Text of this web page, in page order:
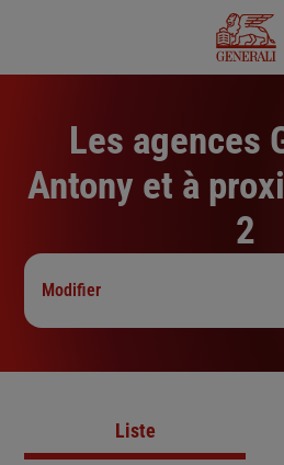
Les agences
Antony et à
2
Modifier
Liste